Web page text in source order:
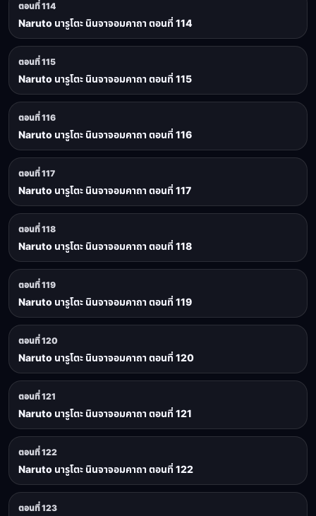
ตอนที่ 114
Naruto นารูโตะ นินจาจอมคาถา ตอนที่ 114
ตอนที่ 115
Naruto นารูโตะ นินจาจอมคาถา ตอนที่ 115
ตอนที่ 116
Naruto นารูโตะ นินจาจอมคาถา ตอนที่ 116
ตอนที่ 117
Naruto นารูโตะ นินจาจอมคาถา ตอนที่ 117
ตอนที่ 118
Naruto นารูโตะ นินจาจอมคาถา ตอนที่ 118
ตอนที่ 119
Naruto นารูโตะ นินจาจอมคาถา ตอนที่ 119
ตอนที่ 120
Naruto นารูโตะ นินจาจอมคาถา ตอนที่ 120
ตอนที่ 121
Naruto นารูโตะ นินจาจอมคาถา ตอนที่ 121
ตอนที่ 122
Naruto นารูโตะ นินจาจอมคาถา ตอนที่ 122
ตอนที่ 123